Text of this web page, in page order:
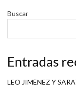
Buscar
Entradas
LEO JIMÉNEZ Y